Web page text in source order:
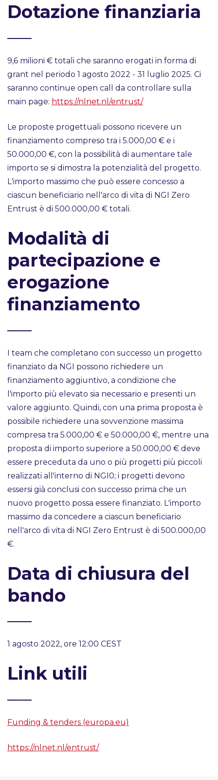
Dotazione finanziaria
9,6 milioni € totali che saranno erogati in forma di
grant nel periodo 1 agosto 2022 - 31 luglio 2025. Ci
saranno continue open call da controllare sulla
main page: https://nlnet.nl/entrust/
Le proposte progettuali possono ricevere un
finanziamento compreso tra i 5.000,00 € e i
50.000,00 €, con la possibilità di aumentare tale
importo se si dimostra la potenzialità del progetto.
L'importo massimo che può essere concesso a
ciascun beneficiario nell'arco di vita di NGI Zero
Entrust è di 500.000,00 € totali.
Modalità di
partecipazione e
erogazione
finanziamento
I team che completano con successo un progetto
finanziato da NGI possono richiedere un
finanziamento aggiuntivo, a condizione che
l'importo più elevato sia necessario e presenti un
valore aggiunto. Quindi, con una prima proposta è
possibile richiedere una sovvenzione massima
compresa tra 5.000,00 € e 50.000,00 €, mentre una
proposta di importo superiore a 50.000,00 € deve
essere preceduta da uno o più progetti più piccoli
realizzati all'interno di NGI0; i progetti devono
essersi già conclusi con successo prima che un
nuovo progetto possa essere finanziato. L'importo
massimo da concedere a ciascun beneficiario
nell'arco di vita di NGI Zero Entrust è di 500.000,00
€.
Data di chiusura del
bando
1 agosto 2022, ore 12:00 CEST
Link utili
Funding & tenders (europa.eu)
https://nlnet.nl/entrust/